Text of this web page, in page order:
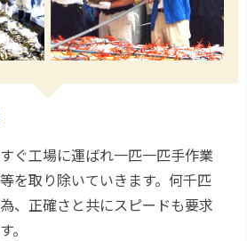
ぐ工場に運ばれ一匹一匹手作業
を取り除いていきます。何千匹
、正確さと共にスピードも要求
。